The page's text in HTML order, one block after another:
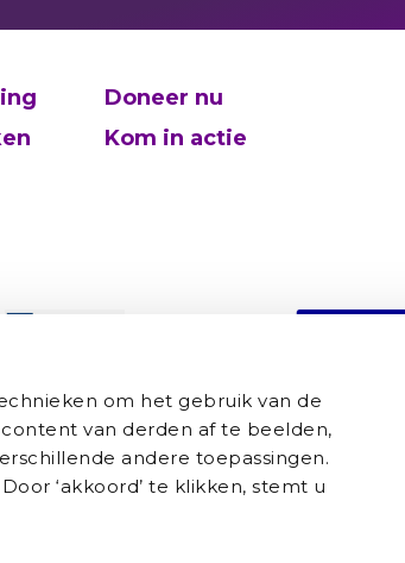
om het gebruik van de
van derden af te beelden,
andere toepassingen.
‘akkoord’ te klikken, stemt u
Doneer nu
Kom in actie